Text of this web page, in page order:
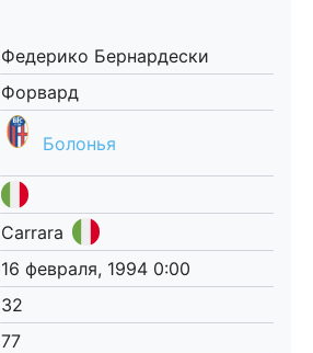
Федерико Бернардески
Форвард
Болонья
Carrara
16 февраля, 1994 0:00
32
77